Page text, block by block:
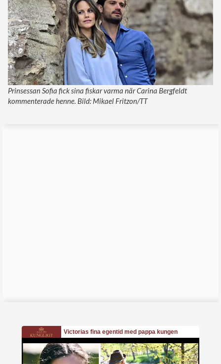
Prinsessan Sofia fick sina fiskar varma när Carina Bergfeldt
kommenterade henne. Bild: Mikael Fritzon/TT